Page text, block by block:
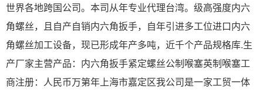
世界各地跨国公司。本司从年专业代理台湾。级高强度内六
角螺丝，且自产自销内六角扳手，自年引进多工位进口内六
角螺丝加工设备，现已形成年产多吨，近千个产品规格库.生
产厂家主营产品：内六角扳手紧定螺丝公制喉塞英制喉塞工
商注册：人民币万第年上海市嘉定区我公司是一家工贸一体